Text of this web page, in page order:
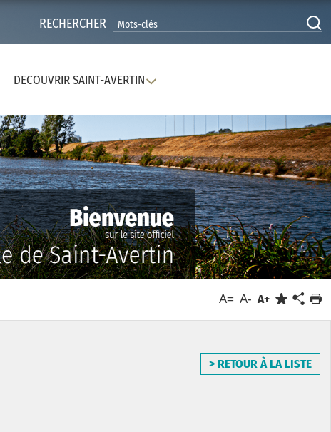
RECHERCHER
DECOUVRIR SAINT-AVERTIN
A= A- A+
> RETOUR À LA LISTE